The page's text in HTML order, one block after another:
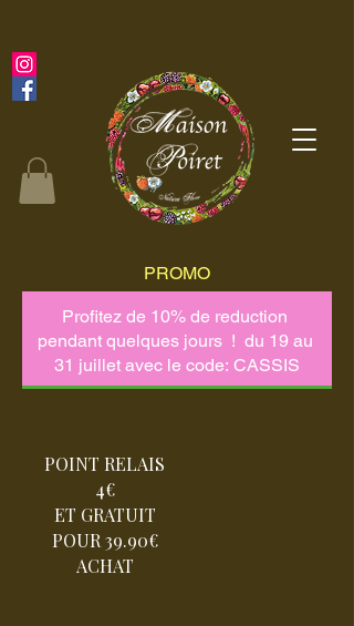
POINT RELAIS
4€
ET GRATUIT
POUR 39.90€
ACHAT
PROMO